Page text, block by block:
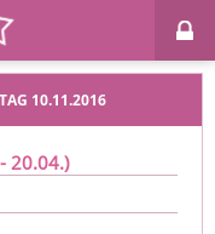
10.11.2016
20.04.)